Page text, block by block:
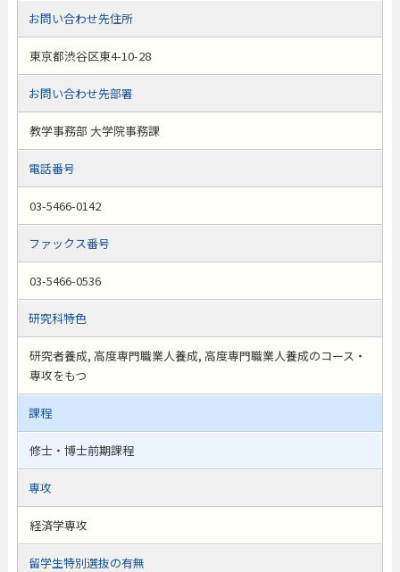
お問い合わせ先住所
東京都渋谷区東4-10-28
お問い合わせ先部署
教学事務部 大学院事務課
電話番号
03-5466-0142
ファックス番号
03-5466-0536
研究科特色
研究者養成, 高度専門職業人養成, 高度専門職業人養成のコース・
専攻をもつ
課程
修士・博士前期課程
専攻
経済学専攻
留学生特別選抜の有無